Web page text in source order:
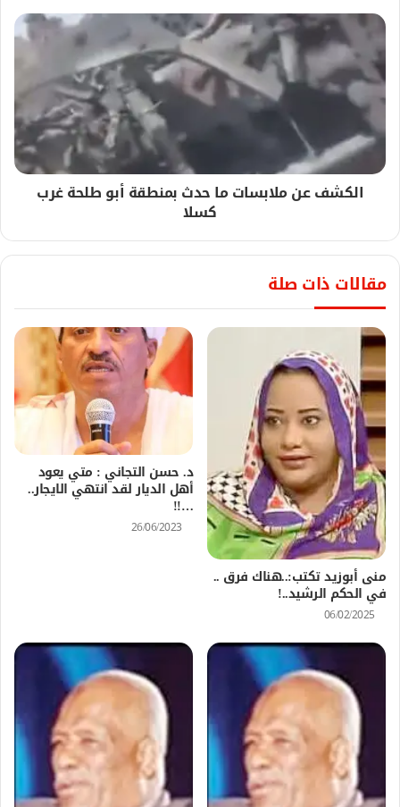
الكشف عن ملابسات ما حدث بمنطقة أبو طلحة غرب
كسلا
مقالات ذات صلة
منى أبوزيد تكتب:..هناك فرق ..
في الحكم الرشيد..!
06/02/2025
د. حسن التجاني : متي يعود
أهل الديار لقد انتهي الايجار..
…!!
26/06/2023